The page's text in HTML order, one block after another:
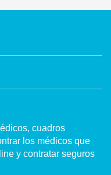
cuadros
los médicos que
y contratar seguros